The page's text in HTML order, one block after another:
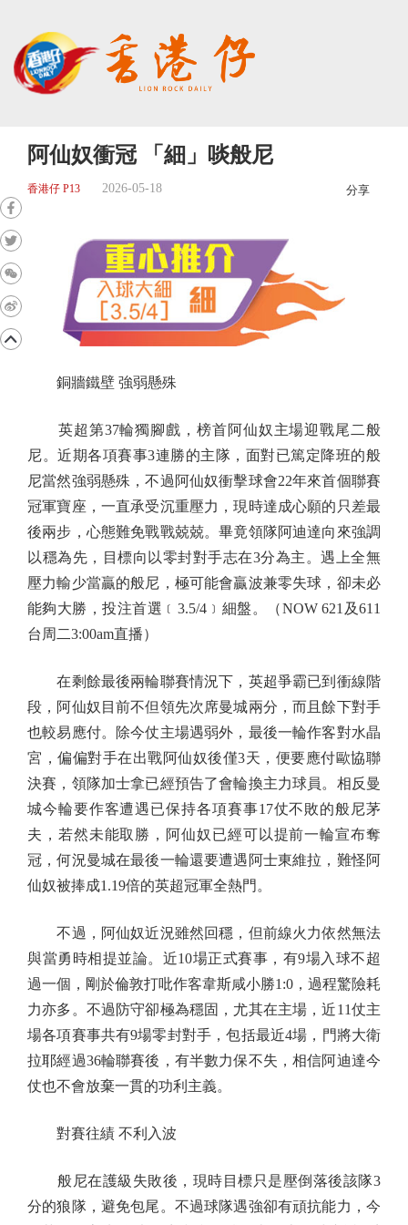
阿仙奴衝冠 「細」啖般尼
香港仔 P13 2026-05-18 分享
銅牆鐵壁 強弱懸殊
英超第37輪獨腳戲，榜首阿仙奴主場迎戰尾二般
尼。近期各項賽事3連勝的主隊，面對已篤定降班的般
尼當然強弱懸殊，不過阿仙奴衝擊球會22年來首個聯賽
冠軍寶座，一直承受沉重壓力，現時達成心願的只差最
後兩步，心態難免戰戰兢兢。畢竟領隊阿迪達向來強調
以穩為先，目標向以零封對手志在3分為主。遇上全無
壓力輸少當贏的般尼，極可能會贏波兼零失球，卻未必
能夠大勝，投注首選﹝3.5/4﹞細盤。（NOW 621及611
台周二3:00am直播）
在剩餘最後兩輪聯賽情況下，英超爭霸已到衝線階
段，阿仙奴目前不但領先次席曼城兩分，而且餘下對手
也較易應付。除今仗主場遇弱外，最後一輪作客對水晶
宮，偏偏對手在出戰阿仙奴後僅3天，便要應付歐協聯
決賽，領隊加士拿已經預告了會輪換主力球員。相反曼
城今輪要作客遭遇已保持各項賽事17仗不敗的般尼茅
夫，若然未能取勝，阿仙奴已經可以提前一輪宣布奪
冠，何況曼城在最後一輪還要遭遇阿士東維拉，難怪阿
仙奴被捧成1.19倍的英超冠軍全熱門。
不過，阿仙奴近況雖然回穩，但前線火力依然無法
與當勇時相提並論。近10場正式賽事，有9場入球不超
過一個，剛於倫敦打吡作客韋斯咸小勝1:0，過程驚險耗
力亦多。不過防守卻極為穩固，尤其在主場，近11仗主
場各項賽事共有9場零封對手，包括最近4場，門將大衛
拉耶經過36輪聯賽後，有半數力保不失，相信阿迪達今
仗也不會放棄一貫的功利主義。
對賽往績 不利入波
般尼在護級失敗後，現時目標只是壓倒落後該隊3
分的狼隊，避免包尾。不過球隊遇強卻有頑抗能力，今